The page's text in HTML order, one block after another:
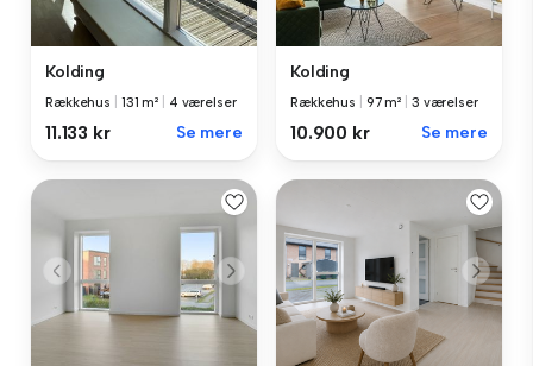
Kolding
Rækkehus 131 m² 4 værelser
11.133 kr Se mere
Kolding
Rækkehus 97 m² 3 værelser
10.900 kr Se mere